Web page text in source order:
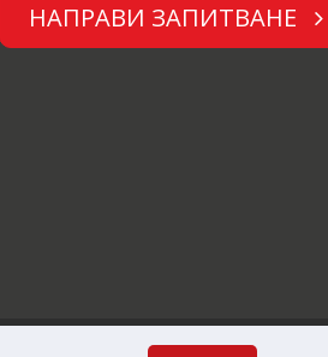
НАПРАВИ ЗАПИТВАНЕ